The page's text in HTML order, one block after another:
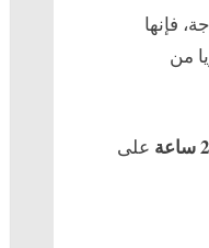
فإنها
من
على